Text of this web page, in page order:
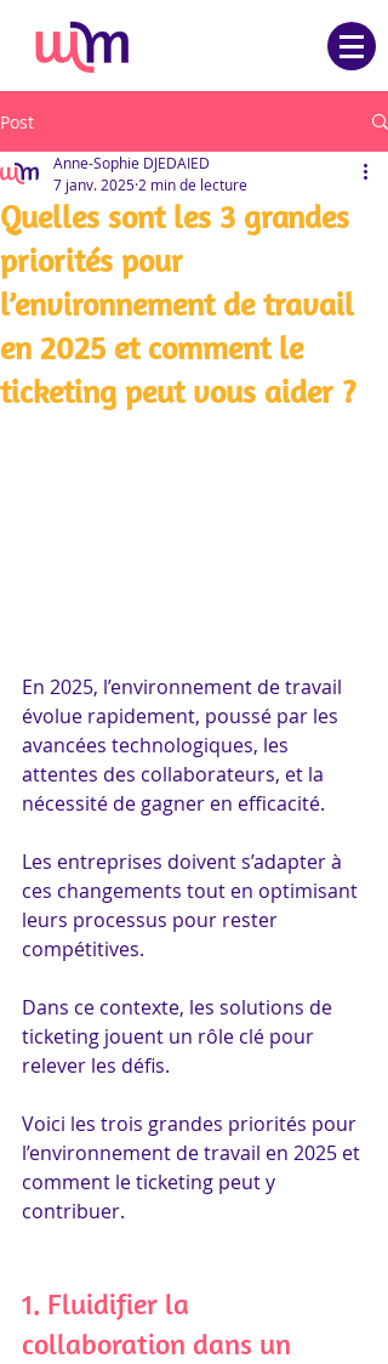
Post
Quelles sont les 3 grandes
priorités pour
l’environnement de travail
en 2025 et comment le
ticketing peut vous aider ?
Anne-Sophie DJEDAIED
7 janv. 2025 2 min de lecture
En 2025, l’environnement de travail
évolue rapidement, poussé par les
avancées technologiques, les
attentes des collaborateurs, et la
nécessité de gagner en efficacité.
Les entreprises doivent s’adapter à
ces changements tout en optimisant
leurs processus pour rester
compétitives.
Dans ce contexte, les solutions de
ticketing jouent un rôle clé pour
relever les défis.
Voici les trois grandes priorités pour
l’environnement de travail en 2025 et
comment le ticketing peut y
contribuer.
1. Fluidifier la
collaboration dans un